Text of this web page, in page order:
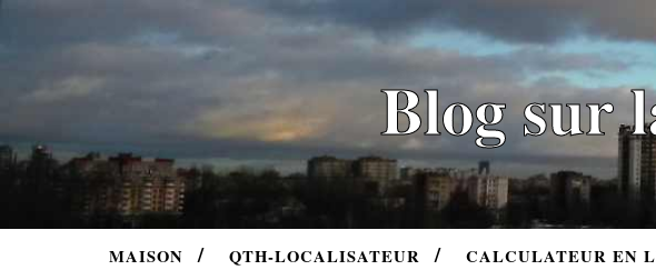
Blog sur
MAISON QTH-LOCALISATEUR CALCULATEUR EN